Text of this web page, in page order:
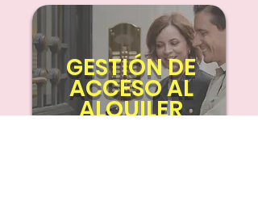
GESTIÓN DE
ACCESO AL
ALQUILER